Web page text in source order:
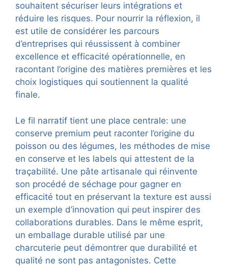
souhaitent sécuriser leurs intégrations et
réduire les risques. Pour nourrir la réflexion, il
est utile de considérer les parcours
d’entreprises qui réussissent à combiner
excellence et efficacité opérationnelle, en
racontant l’origine des matières premières et les
choix logistiques qui soutiennent la qualité
finale.
Le fil narratif tient une place centrale: une
conserve premium peut raconter l’origine du
poisson ou des légumes, les méthodes de mise
en conserve et les labels qui attestent de la
traçabilité. Une pâte artisanale qui réinvente
son procédé de séchage pour gagner en
efficacité tout en préservant la texture est aussi
un exemple d’innovation qui peut inspirer des
collaborations durables. Dans le même esprit,
un emballage durable utilisé par une
charcuterie peut démontrer que durabilité et
qualité ne sont pas antagonistes. Cette